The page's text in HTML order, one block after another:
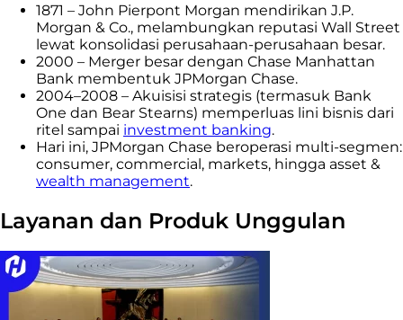
1871 – John Pierpont Morgan mendirikan J.P.
Morgan & Co., melambungkan reputasi Wall Street
lewat konsolidasi perusahaan-perusahaan besar.
2000 – Merger besar dengan Chase Manhattan
Bank membentuk JPMorgan Chase.
2004–2008 – Akuisisi strategis (termasuk Bank
One dan Bear Stearns) memperluas lini bisnis dari
ritel sampai investment banking.
Hari ini, JPMorgan Chase beroperasi multi-segmen:
consumer, commercial, markets, hingga asset &
wealth management.
Layanan dan Produk Unggulan